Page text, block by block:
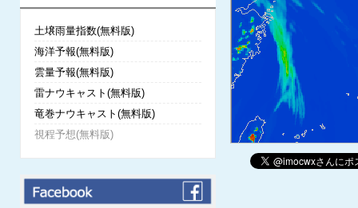
土壌雨量指数(無料版)
海洋予報(無料版)
雲量予報(無料版)
雷ナウキャスト(無料版)
竜巻ナウキャスト(無料版)
視程予想(無料版)